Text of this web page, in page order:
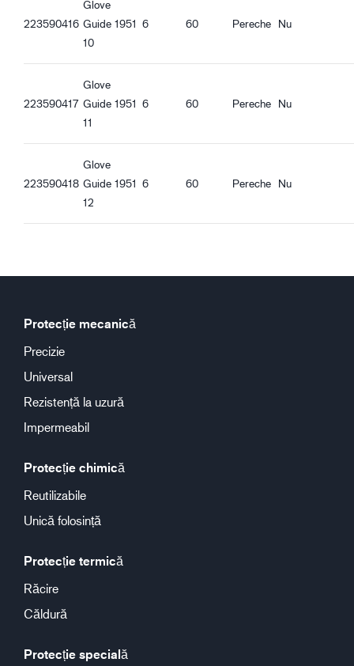
223590416
Glove
Guide 1951
10
6 60 Pereche Nu
223590417
Glove
Guide 1951
11
6 60 Pereche Nu
223590418
Glove
Guide 1951
12
6 60 Pereche Nu
Protecție mecanică
Precizie
Universal
Rezistență la uzură
Impermeabil
Protecție chimică
Reutilizabile
Unică folosință
Protecție termică
Răcire
Căldură
Protecție specială